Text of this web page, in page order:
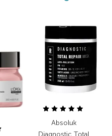
Absoluk
Diagnostic Total